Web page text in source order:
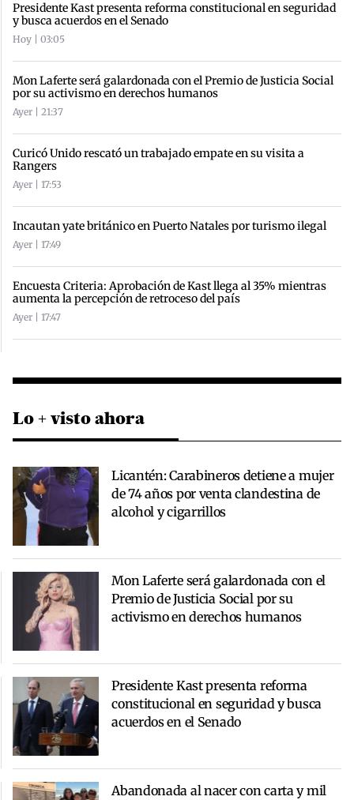
Presidente Kast presenta reforma constitucional en seguridad
y busca acuerdos en el Senado
Hoy | 03:05
Mon Laferte será galardonada con el Premio de Justicia Social
por su activismo en derechos humanos
Ayer | 21:37
Curicó Unido rescató un trabajado empate en su visita a
Rangers
Ayer | 17:53
Incautan yate británico en Puerto Natales por turismo ilegal
Ayer | 17:49
Encuesta Criteria: Aprobación de Kast llega al 35% mientras
aumenta la percepción de retroceso del país
Ayer | 17:47
Lo + visto ahora
Licantén: Carabineros detiene a mujer
de 74 años por venta clandestina de
alcohol y cigarrillos
Mon Laferte será galardonada con el
Premio de Justicia Social por su
activismo en derechos humanos
Presidente Kast presenta reforma
constitucional en seguridad y busca
acuerdos en el Senado
Abandonada al nacer con carta y mil